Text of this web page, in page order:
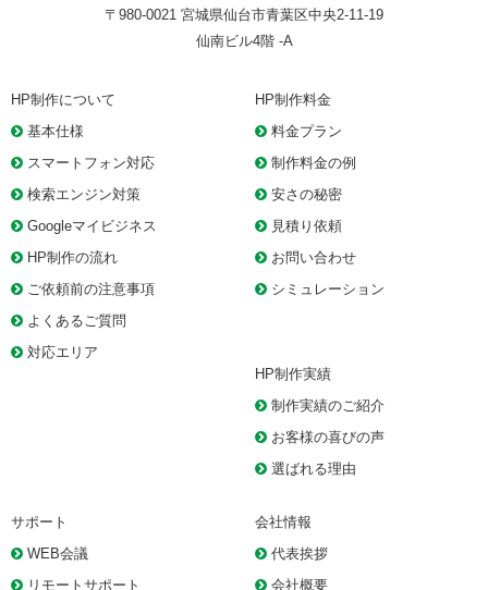
〒980-0021 宮城県仙台市青葉区中央2-11-19
仙南ビル4階 -A
HP制作について
基本仕様
スマートフォン対応
検索エンジン対策
Googleマイビジネス
HP制作の流れ
ご依頼前の注意事項
よくあるご質問
対応エリア
HP制作料金
料金プラン
制作料金の例
安さの秘密
見積り依頼
お問い合わせ
シミュレーション
HP制作実績
制作実績のご紹介
お客様の喜びの声
選ばれる理由
サポート
WEB会議
リモートサポート
会社情報
代表挨拶
会社概要